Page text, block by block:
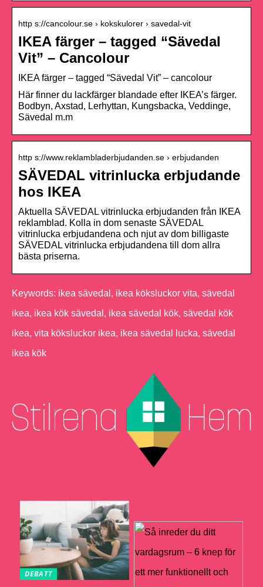
http s://cancolour.se › kokskulorer › savedal-vit
IKEA färger – tagged “Sävedal
Vit” – Cancolour
IKEA färger – tagged “Sävedal Vit” – cancolour
Här finner du lackfärger blandade efter IKEA’s färger.
Bodbyn, Axstad, Lerhyttan, Kungsbacka, Veddinge,
Sävedal m.m
http s://www.reklambladerbjudanden.se › erbjudanden
SÄVEDAL vitrinlucka erbjudande
hos IKEA
Aktuella SÄVEDAL vitrinlucka erbjudanden från IKEA
reklamblad. Kolla in dom senaste SÄVEDAL
vitrinlucka erbjudandena och njut av dom billigaste
SÄVEDAL vitrinlucka erbjudandena till dom allra
bästa priserna.
Keywords: ikea sävedal, ikea köksluckor vita, sävedal
ikea, ikea kök sävedal, ikea sävedal kök, sävedal kök
ikea, vita köksluckor ikea, ikea sävedal lucka, sävedal
ikea kök
DEBATT